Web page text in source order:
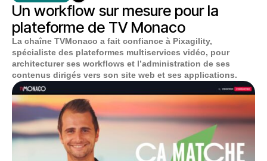
Un workflow sur mesure pour la
plateforme de TV Monaco
La chaîne TVMonaco a fait confiance à Pixagility,
spécialiste des plateformes multiservices vidéo, pour
architecturer ses workflows et l’administration de ses
contenus dirigés vers son site web et ses applications.